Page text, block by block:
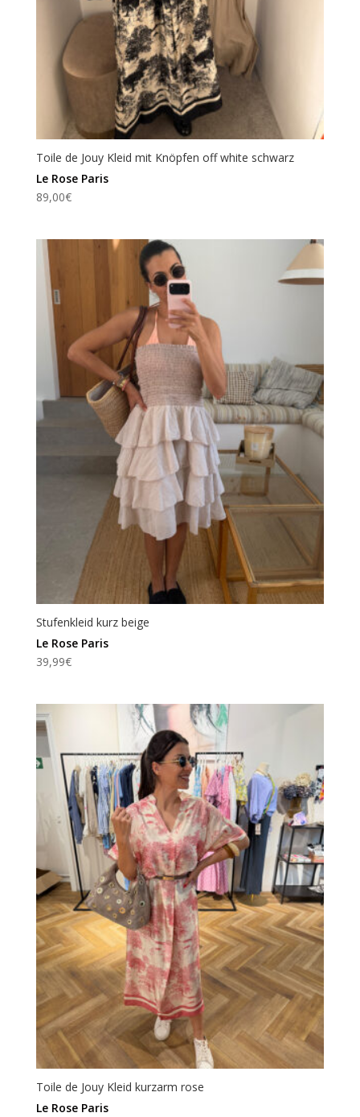
Toile de Jouy Kleid mit Knöpfen off white schwarz
Le Rose Paris
89,00€
Stufenkleid kurz beige
Le Rose Paris
39,99€
Toile de Jouy Kleid kurzarm rose
Le Rose Paris